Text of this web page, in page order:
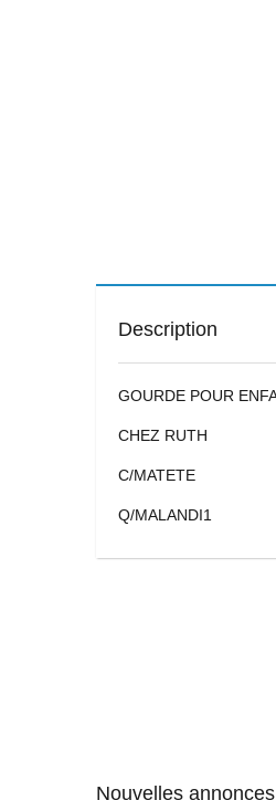
Description
GOURDE POUR
CHEZ RUTH
C/MATETE
Q/MALANDI1
Nouvelles